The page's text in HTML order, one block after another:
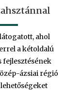
ahol
a kétoldalú
fejlesztésének
ázsiai régió